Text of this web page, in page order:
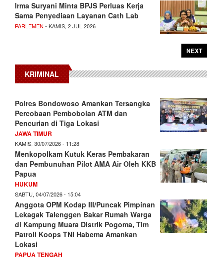
Irma Suryani Minta BPJS Perluas Kerja
Sama Penyediaan Layanan Cath Lab
PARLEMEN - KAMIS, 2 JUL 2026
NEXT
KRIMINAL
Polres Bondowoso Amankan Tersangka
Percobaan Pembobolan ATM dan
Pencurian di Tiga Lokasi
JAWA TIMUR
KAMIS, 30/07/2026 - 11:28
Menkopolkam Kutuk Keras Pembakaran
dan Pembunuhan Pilot AMA Air Oleh KKB
Papua
HUKUM
SABTU, 04/07/2026 - 15:04
Anggota OPM Kodap III/Puncak Pimpinan
Lekagak Talenggen Bakar Rumah Warga
di Kampung Muara Distrik Pogoma, Tim
Patroli Koops TNI Habema Amankan
Lokasi
PAPUA TENGAH